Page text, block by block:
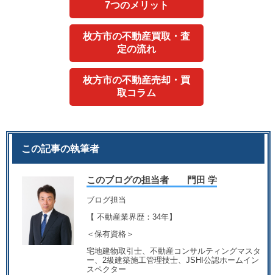
7つのメリット
枚方市の不動産買取・査
定の流れ
枚方市の不動産売却・買
取コラム
この記事の執筆者
このブログの担当者 門田 学
ブログ担当
【 不動産業界歴：34年】
＜保有資格＞
宅地建物取引士、不動産コンサルティングマスタ
ー、2級建築施工管理技士、JSHI公認ホームイン
スペクター